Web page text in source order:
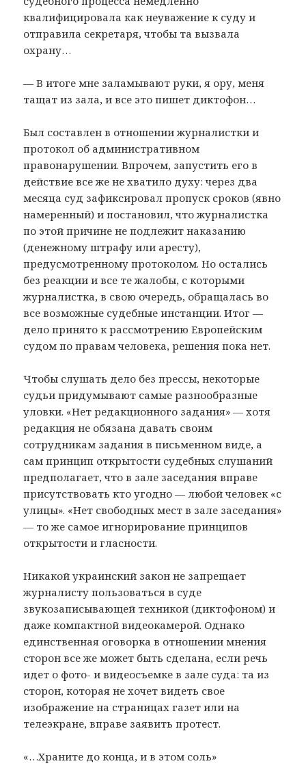
квалифицировала как неуважение к суду и
отправила секретаря, чтобы та вызвала
охрану…
— В итоге мне заламывают руки, я ору, меня
тащат из зала, и все это пишет диктофон…
Был составлен в отношении журналистки и
протокол об административном
правонарушении. Впрочем, запустить его в
действие все же не хватило духу: через два
месяца суд зафиксировал пропуск сроков (явно
намеренный) и постановил, что журналистка
по этой причине не подлежит наказанию
(денежному штрафу или аресту),
предусмотренному протоколом. Но остались
без реакции и все те жалобы, с которыми
журналистка, в свою очередь, обращалась во
все возможные судебные инстанции. Итог —
дело принято к рассмотрению Европейским
судом по правам человека, решения пока нет.
Чтобы слушать дело без прессы, некоторые
судьи придумывают самые разнообразные
уловки. «Нет редакционного задания» — хотя
редакция не обязана давать своим
сотрудникам задания в письменном виде, а
сам принцип открытости судебных слушаний
предполагает, что в зале заседания вправе
присутствовать кто угодно — любой человек «с
улицы». «Нет свободных мест в зале заседания»
— то же самое игнорирование принципов
открытости и гласности.
Никакой украинский закон не запрещает
журналисту пользоваться в суде
звукозаписывающей техникой (диктофоном) и
даже компактной видеокамерой. Однако
единственная оговорка в отношении мнения
сторон все же может быть сделана, если речь
идет о фото- и видеосъемке в зале суда: та из
сторон, которая не хочет видеть свое
изображение на страницах газет или на
телеэкране, вправе заявить протест.
«…Храните до конца, и в этом соль»